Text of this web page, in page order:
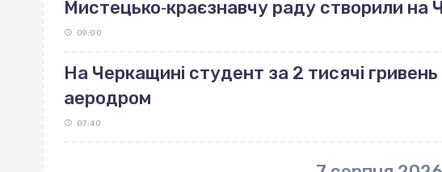
Мистецько‐краєзнавчу раду створили на
09:00
На Черкащині студент за 2 тисячі
аеродром
07:40